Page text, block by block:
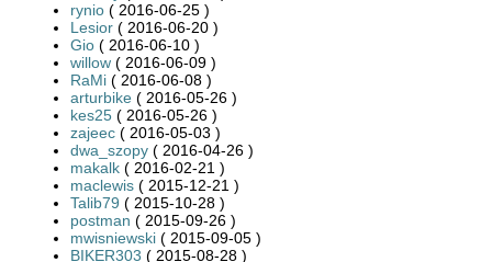
rynio ( 2016-06-25 )
Lesior ( 2016-06-20 )
Gio ( 2016-06-10 )
willow ( 2016-06-09 )
RaMi ( 2016-06-08 )
arturbike ( 2016-05-26 )
kes25 ( 2016-05-26 )
zajeec ( 2016-05-03 )
dwa_szopy ( 2016-04-26 )
makalk ( 2016-02-21 )
maclewis ( 2015-12-21 )
Talib79 ( 2015-10-28 )
postman ( 2015-09-26 )
mwisniewski ( 2015-09-05 )
BIKER303 ( 2015-08-28 )